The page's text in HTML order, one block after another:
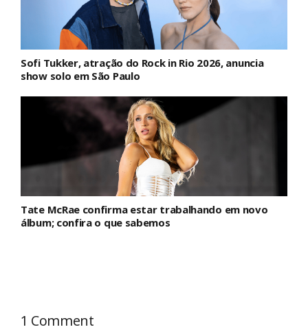
Sofi Tukker, atração do Rock in Rio 2026, anuncia
show solo em São Paulo
Tate McRae confirma estar trabalhando em novo
álbum; confira o que sabemos
1 Comment